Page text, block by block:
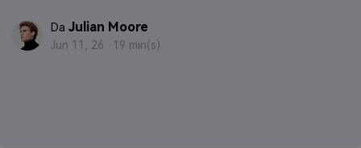
Da Julian Moore
Jun 11, 26 · 19 min(s)